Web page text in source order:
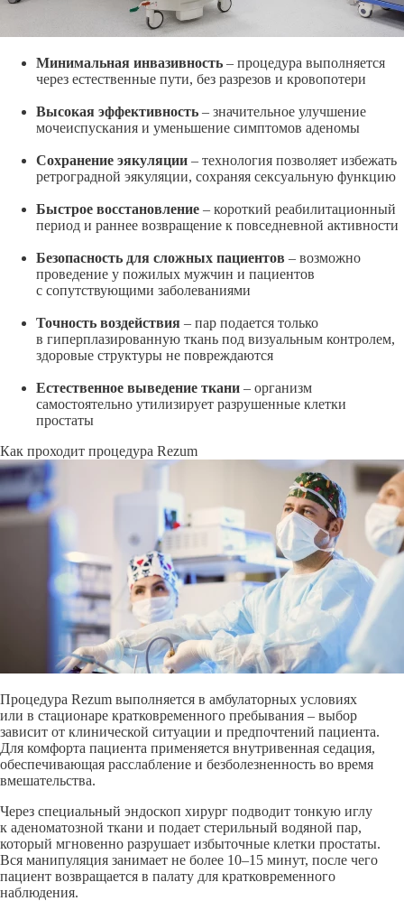
Минимальная инвазивность – процедура выполняется
через естественные пути, без разрезов и кровопотери
Высокая эффективность – значительное улучшение
мочеиспускания и уменьшение симптомов аденомы
Сохранение эякуляции – технология позволяет избежать
ретроградной эякуляции, сохраняя сексуальную функцию
Быстрое восстановление – короткий реабилитационный
период и раннее возвращение к повседневной активности
Безопасность для сложных пациентов – возможно
проведение у пожилых мужчин и пациентов
с сопутствующими заболеваниями
Точность воздействия – пар подается только
в гиперплазированную ткань под визуальным контролем,
здоровые структуры не повреждаются
Естественное выведение ткани – организм
самостоятельно утилизирует разрушенные клетки
простаты
Как проходит процедура Rezum
Процедура Rezum выполняется в амбулаторных условиях
или в стационаре кратковременного пребывания – выбор
зависит от клинической ситуации и предпочтений пациента.
Для комфорта пациента применяется внутривенная седация,
обеспечивающая расслабление и безболезненность во время
вмешательства.
Через специальный эндоскоп хирург подводит тонкую иглу
к аденоматозной ткани и подает стерильный водяной пар,
который мгновенно разрушает избыточные клетки простаты.
Вся манипуляция занимает не более 10–15 минут, после чего
пациент возвращается в палату для кратковременного
наблюдения.